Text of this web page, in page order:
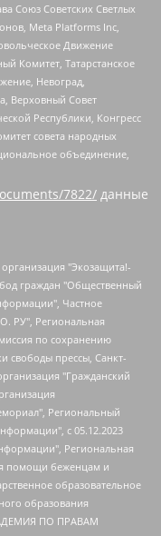
Союз Советских Светлых
Meta Platforms Inc,
Движение
Комитет, Татарстанское
Невоград,
Верховный Совет
Республики, Конгресс
совета народных
объединение,
7822/ данные
"Нобелевский призыв", Гималова Регина Эмилевна, Григорьев Андрей Валерьевич, Григорьева Алина Александровна, Ассоциация по содействию защите прав призывников, альтернативнослужащих и военнослужащих "Правозащитная группа "Гражданин.Армия.Право", Хисамова Регина Фаритовна, Автономная некоммерческая организация по реализации социально-правовых программ "Лилит", Дальневосточное общественное движение "Маяк", Санкт-Петербургская ЛГБТ-инициативная группа "Выход", Инициативная группа ЛГБТ+ "Реверс", Алексеев Андрей Викторович, Бекбулатова Таисия Львовна, Беляев Иван Михайлович, Владыкина Елена Сергеевна, Гельман Марат Александрович, Никульшина Вероника Юрьевна, Толоконникова Надежда Андреевна, Шендерович Виктор Анатольевич, Общество с ограниченной ответственностью "Данное сообщение", Общество с ограниченной ответственностью Издательский дом "Новая глава", Айнбиндер Александра Александровна, Московский комьюнити-центр для ЛГБТ+инициатив, Благотворительный фонд развития филантропии, Deutsche Welle (Германия, Kurt-Schumacher-Strasse 3, 53113 Bonn), Борзунова Мария Михайловна, Воробьев Виктор Викторович, Голубева Анна Львовна, Константинова Алла Михайловна, Малкова Ирина Владимировна, Мурадов Мурад Абдулгалимович, Осетинская Елизавета Николаевна, Понасенков Евгений Николаевич, Ганапольский Матвей Юрьевич, Киселев Евгений Алексеевич, Борухович Ирина Григорьевна, Дремин Иван Тимофеевич, Дубровский Дмитрий Викторович, Красноярская региональная общественная организация поддержки и развития альтернативных образовательных технологий и межкультурных коммуникаций "ИНТЕРРА", Маяковская Екатерина Алексеевна, Фейгин Марк Захарович, Филимонов Андрей Викторович, Дзугкоева Регина Николаевна, Доброхотов Роман Александрович, Дудь Юрий Александрович, Елкин Сергей Владимирович, Кругликов Кирилл Игоревич, Сабунаева Мария Леонидовна, Семенов Алексей Владимирович, Шаинян Карен Багратович, Шульман Екатерина Михайловна, Асафьев Артур Валерьевич, Вахштайн Виктор Семенович, Венедиктов Алексей Алексеевич, Лушникова Екатерина Евгеньевна, Волков Леонид Михайлович, Невзоров Александр Глебович, Пархоменко Сергей Борисович, Сироткин Ярослав Николаевич, Кара-Мурза Владимир Владимирович, Баранова Наталья Владимировна, Гозман Леонид Яковлевич, Кагарлицкий Борис Юльевич, Климарев Михаил Валерьевич, Милов Владимир Станиславович, Автономная некоммерческая организация Краснодарский центр современного искусства "Типография", Моргенштерн Алишер Тагирович, Соболь Любовь Эдуардовна, Общество с ограниченной ответственностью "ЛИЗА НОРМ", Каспаров Гарри Кимович, Ходорковский Михаил Борисович, Общество с ограниченной ответственностью "Апрельские тезисы", Данилович Ирина Брониславовна, Кашин Олег Владимирович, Петров Николай Владимирович, Пивоваров Алексей Владимирович, Соколов Михаил Владимирович, Цветкова Юлия Владимировна, Чичваркин Евгений Александрович, Комитет против пыток/Команда против пыток, Общество с ограниченной ответственностью "Первый научный", Общество с ограниченной ответственностью "Вертолет и ко", Белоцерковская Вероника Борисовна, Кац Максим Евгеньевич, Лазарева Татьяна Юрьевна, Шаведдинов Руслан Табризович, Яшин Илья Валерьевич, Общество с ограниченной ответственностью "Иноагент ААВ", Алешковский Дмитрий Петрович, Альбац Евгения Марковна, Быков Дмитрий Львович, Галямина Юлия Евгеньевна, Лойко Сергей Леонидович, Мартынов Кирилл Константинович, Медведев Сергей Александрович, Крашенинников Федор Геннадиевич, Гордеева Катерина Вл